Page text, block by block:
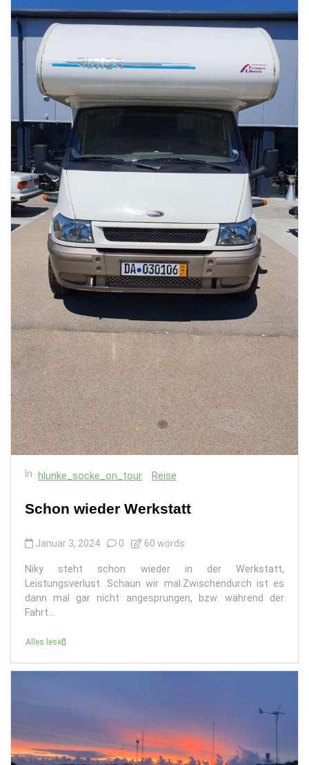
In hlunke_socke_on_tour Reise
Schon wieder Werkstatt
Januar 3, 2024 0 60 words
Niky steht schon wieder in der Werkstatt,
Leistungsverlust. Schaun wir mal.Zwischendurch ist es
dann mal gar nicht angesprungen, bzw. während der
Fahrt...
Alles lesen